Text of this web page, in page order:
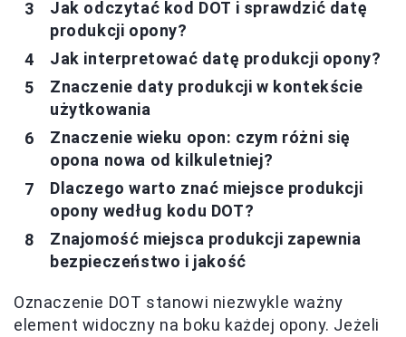
Jak odczytać kod DOT i sprawdzić datę
produkcji opony?
Jak interpretować datę produkcji opony?
Znaczenie daty produkcji w kontekście
użytkowania
Znaczenie wieku opon: czym różni się
opona nowa od kilkuletniej?
Dlaczego warto znać miejsce produkcji
opony według kodu DOT?
Znajomość miejsca produkcji zapewnia
bezpieczeństwo i jakość
Oznaczenie DOT stanowi niezwykle ważny
element widoczny na boku każdej opony. Jeżeli